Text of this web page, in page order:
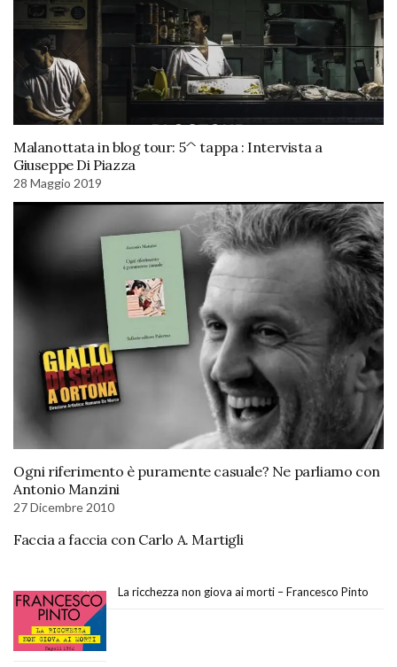
Malanottata in blog tour: 5^ tappa : Intervista a
Giuseppe Di Piazza
28 Maggio 2019
Ogni riferimento è puramente casuale? Ne parliamo con
Antonio Manzini
27 Dicembre 2010
Faccia a faccia con Carlo A. Martigli
La ricchezza non giova ai morti – Francesco Pinto